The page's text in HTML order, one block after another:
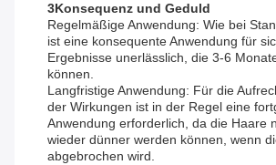
3Konsequenz und Geduld
Regelmäßige Anwendung: Wie bei
ist eine konsequente Anwendung für
Ergebnisse unerlässlich, die 3-6
können.
Langfristige Anwendung: Für die
der Wirkungen ist in der Regel eine
Anwendung erforderlich, da die Haare
wieder dünner werden können, wenn
abgebrochen wird.